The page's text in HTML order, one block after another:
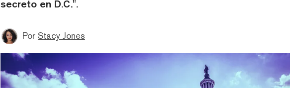
secreto en D.C.".
Por Stacy Jones